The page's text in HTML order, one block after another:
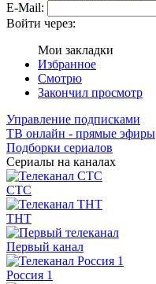
E-Mail:
Войти через:
Мои закладки
Избранное
Смотрю
Закончил просмотр
Управление подписками
ТВ онлайн - прямые эфиры
Подборки сериалов
Сериалы на каналах
СТС
ТНТ
Первый канал
Россия 1